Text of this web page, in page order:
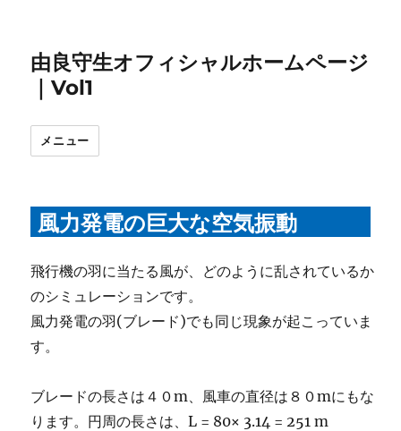
由良守生オフィシャルホームページ
｜Vol1
メニュー
風力発電の巨大な空気振動
飛行機の羽に当たる風が、どのように乱されているか
のシミュレーションです。
風力発電の羽(ブレード)でも同じ現象が起こっていま
す。
ブレードの長さは４０m、風車の直径は８０mにもな
ります。円周の長さは、L = 80× 3.14 = 251 m